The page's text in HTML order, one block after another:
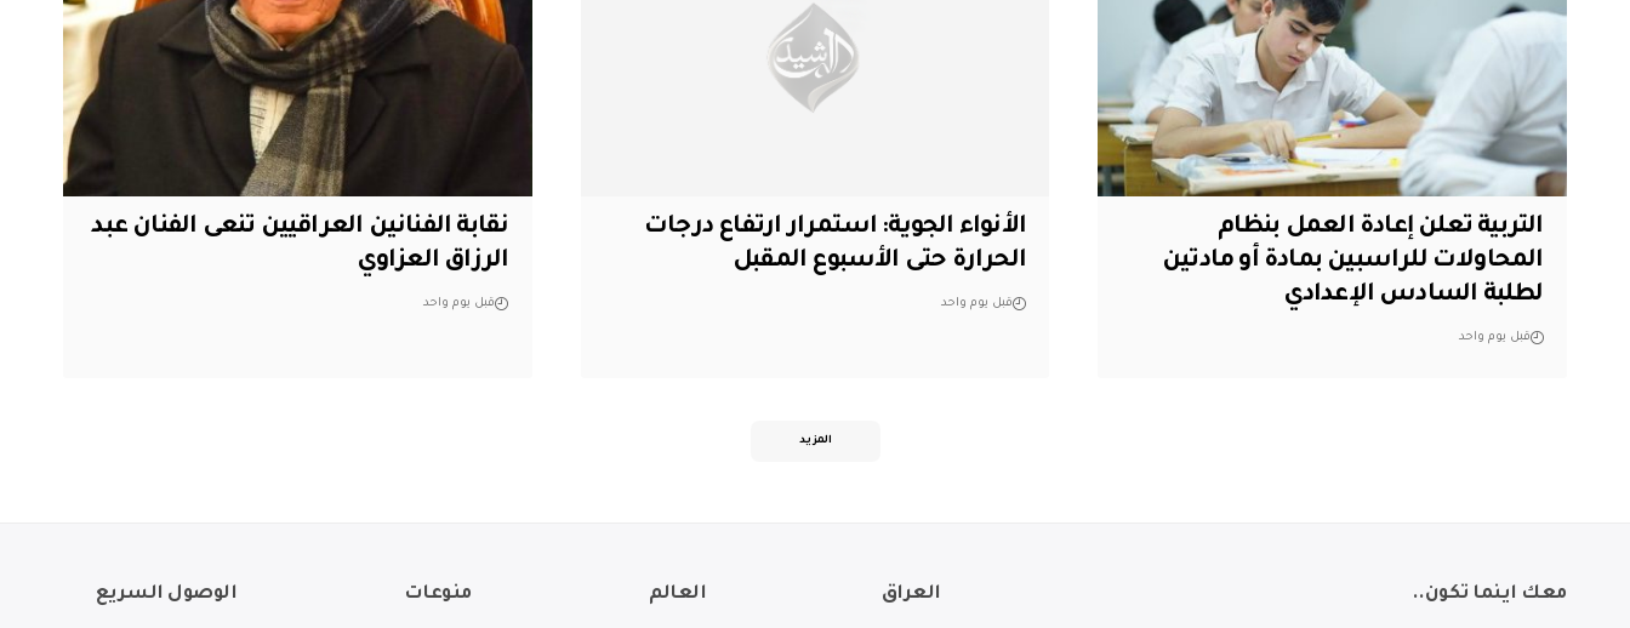
التربية تعلن إعادة العمل بنظام
المحاولات للراسبين بمادة أو مادتين
لطلبة السادس الإعدادي
قبل يوم واحد
الأنواء الجوية: استمرار ارتفاع درجات
الحرارة حتى الأسبوع المقبل
قبل يوم واحد
نقابة الفنانين العراقيين تنعى الفنان عبد
الرزاق العزاوي
قبل يوم واحد
المزيد
معك اينما تكون.. العراق العالم منوعات الوصول السريع